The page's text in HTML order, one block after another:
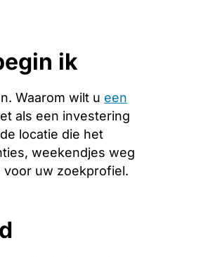
ik
Waarom wilt u een
als een investering
locatie die het
weekendjes weg
voor uw zoekprofiel.